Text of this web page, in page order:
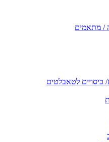
/ מתאמים
כיסויים לטאבלטים